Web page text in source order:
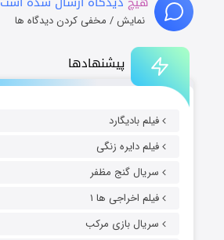
پیشنهادها
فیلم بادیگارد
فیلم دایره زنگی
سریال گنج مظفر
فیلم اخراجی ها ۱
سریال بازی مرکب
نمایش / مخفی کردن دیدگاه ها